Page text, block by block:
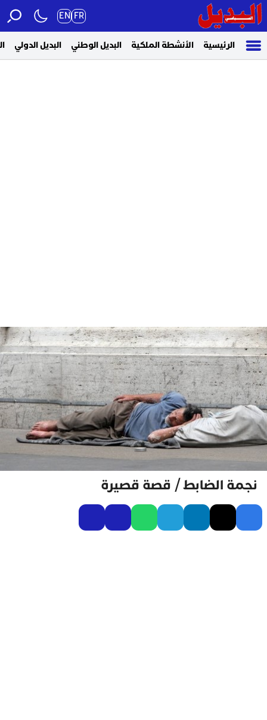
FR
EN
الرئيسية الأنشطة الملكية البديل الوطني البديل الدولي
نجمة الضابط / قصة قصيرة